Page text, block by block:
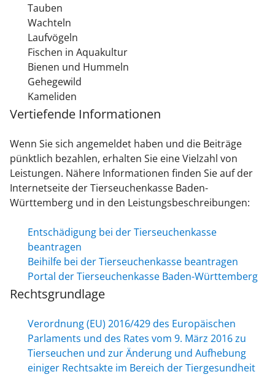
Tauben
Wachteln
Laufvögeln
Fischen in Aquakultur
Bienen und Hummeln
Gehegewild
Kameliden
Vertiefende Informationen
Wenn Sie sich angemeldet haben und die Beiträge
pünktlich bezahlen, erhalten Sie eine Vielzahl von
Leistungen. Nähere Informationen finden Sie auf der
Internetseite der Tierseuchenkasse Baden-
Württemberg und in den Leistungsbeschreibungen:
Entschädigung bei der Tierseuchenkasse
beantragen
Beihilfe bei der Tierseuchenkasse beantragen
Portal der Tierseuchenkasse Baden-Württemberg
Rechtsgrundlage
Verordnung (EU) 2016/429 des Europäischen
Parlaments und des Rates vom 9. März 2016 zu
Tierseuchen und zur Änderung und Aufhebung
einiger Rechtsakte im Bereich der Tiergesundheit